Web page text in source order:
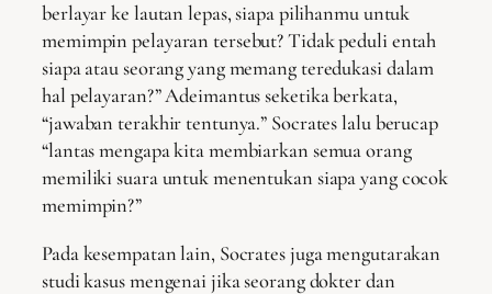
berlayar ke lautan lepas, siapa pilihanmu untuk
memimpin pelayaran tersebut? Tidak peduli entah
siapa atau seorang yang memang teredukasi dalam
hal pelayaran?” Adeimantus seketika berkata,
“jawaban terakhir tentunya.” Socrates lalu berucap
“lantas mengapa kita membiarkan semua orang
memiliki suara untuk menentukan siapa yang cocok
memimpin?”
Pada kesempatan lain, Socrates juga mengutarakan
studi kasus mengenai jika seorang dokter dan